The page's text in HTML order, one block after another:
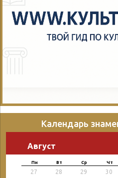
Календарь
Август
Пн Вт Ср Чт
27 28 29 30